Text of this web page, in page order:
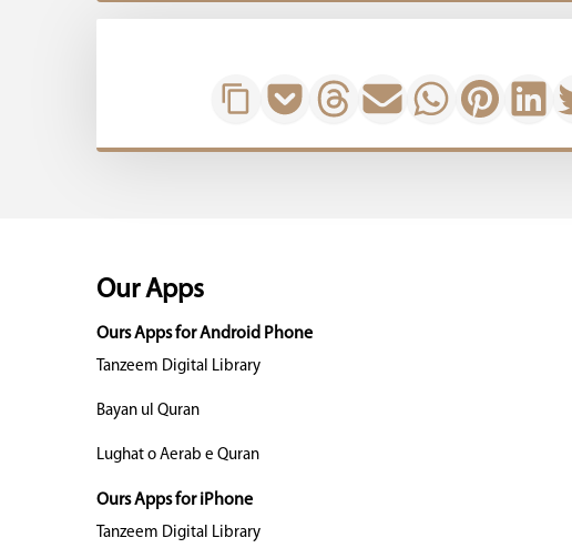
Our Apps
Ours Apps for Android Phone
Tanzeem Digital Library
Bayan ul Quran
Lughat o Aerab e Quran
Ours Apps for iPhone
Tanzeem Digital Library